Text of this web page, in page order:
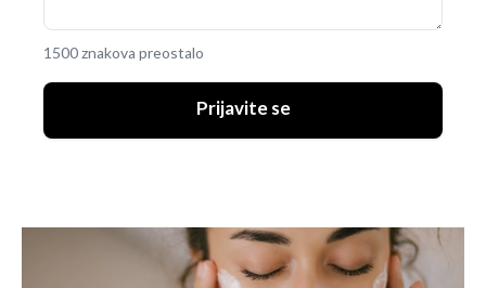
1500 znakova preostalo
Prijavite se